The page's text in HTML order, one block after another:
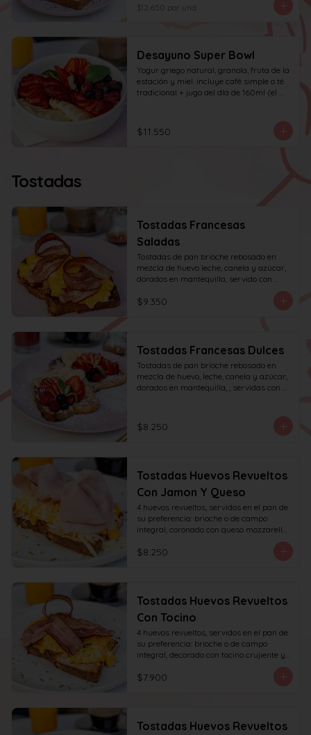
con ciboulette.
$12.650 por und
Desayuno Super Bowl
Yogur griego natural, granola, fruta de la
estación y miel. incluye café simple o té
tradicional + jugo del día de 160ml (el
$11.550
Tostadas
Tostadas Francesas
Saladas
Tostadas de pan brioche rebosado en
mezcla de huevo leche, canela y azúcar,
dorados en mantequilla, servido con
huevos revueltos, tocino y miel de maple.
$9.350
Tostadas Francesas Dulces
Tostadas de pan brioche rebosado en
mezcla de huevo, leche, canela y azúcar,
dorados en mantequilla, , servidas con
$8.250
Tostadas Huevos Revueltos
Con Jamon Y Queso
4 huevos revueltos, servidos en el pan de
su preferencia: brioche o de campo
integral, coronado con queso mozzarella
rallado y con jamón de pierna, decorado
con sésamo o ciboulette.
$8.250
Tostadas Huevos Revueltos
Con Tocino
4 huevos revueltos, servidos en el pan de
su preferencia: brioche o de campo
integral, decorado con tocino crujiente y
$7.900
Tostadas Huevos Revueltos